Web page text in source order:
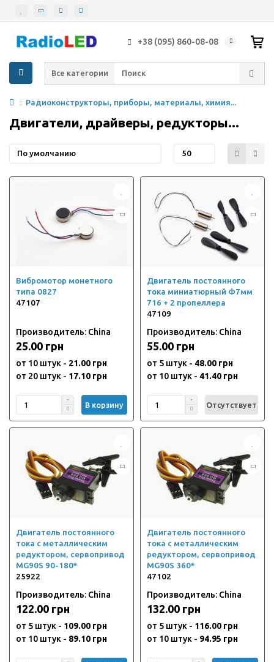
+38 (095) 860-08-08
Все категории
Радиоконструкторы, приборы, материалы, химия...
Двигатели, драйверы, редукторы...
Вибромотор монетного
типа 0827
47107
Производитель: China
25.00 грн
от 10 штук - 21.00 грн
от 20 штук - 17.10 грн
В корзину
Двигатель постоянного
тока миниатюрный Ф7мм
716 + 2 пропеллера
47109
Производитель: China
55.00 грн
от 5 штук - 48.00 грн
от 10 штук - 41.40 грн
Отсутствует
Двигатель постоянного
тока с металлическим
редуктором, сервопривод
MG90S 90-180*
25922
Производитель: China
122.00 грн
от 5 штук - 109.00 грн
от 10 штук - 89.10 грн
Двигатель постоянного
тока с металлическим
редуктором, сервопривод
MG90S 360*
47102
Производитель: China
132.00 грн
от 5 штук - 116.00 грн
от 10 штук - 94.95 грн